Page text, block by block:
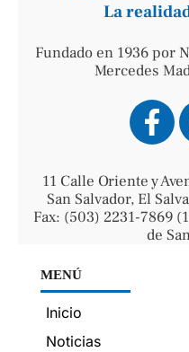
La
Fundado en 1936 por
Mercedes
11 Calle Oriente y
San Salvador, El
Fax: (503) 2231-7869
de
MENÚ
Inicio
Noticias